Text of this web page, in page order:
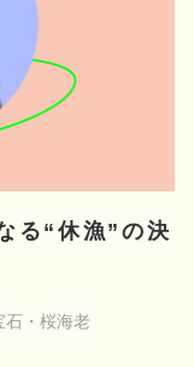
る“休漁”の決
石・桜海老